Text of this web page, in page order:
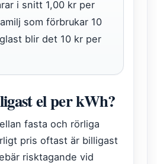
i snitt 1,00 kr per
som förbrukar 10
blir det 10 kr per
el per kWh?
fasta och rörliga
pris oftast är billigast
risktagande vid